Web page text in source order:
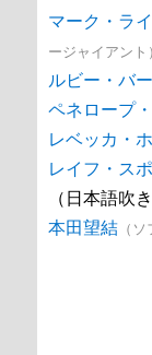
マーク・ラ
ージャイアント
ルビー・バ
ペネロープ
レベッカ・
レイフ・ス
（日本語吹
本田望結 （